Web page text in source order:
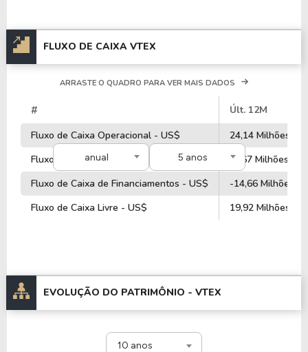
Quanto aos seus principais indicadores, a Empresa
possui um P/L de 31,79, um P/VP de 3,17 e nos
últimos 12 meses a Empresa não pagou dividendos.
A Empresa é negociada no Brasil através do BDR
V2TX34
, ou pode ser adquirida no exterior através
do ticker VTEX.
FLUXO DE CAIXA VTEX
anual 5 anos
ARRASTE O QUADRO PARA VER MAIS DADOS
#
Últ. 12M
Fluxo de Caixa Operacional - US$
24,14 Milhões
Fluxo de Caixa de Investimentos - US$
-5,67 Milhões
Fluxo de Caixa de Financiamentos - US$
-14,66 Milhões
Fluxo de Caixa Livre - US$
19,92 Milhões
EVOLUÇÃO DO PATRIMÔNIO - VTEX
10 anos